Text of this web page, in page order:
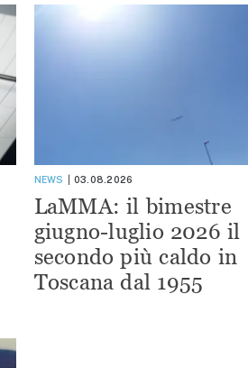
NEWS 03.08.2026
LaMMA: il bimestre
giugno-luglio 2026 il
secondo più caldo in
Toscana dal 1955